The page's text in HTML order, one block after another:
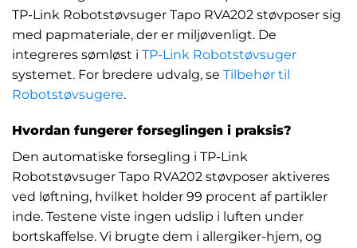
TP-Link Robotstøvsuger Tapo RVA202 støvposer sig
med papmateriale, der er miljøvenligt. De
integreres sømløst i TP-Link Robotstøvsuger
systemet. For bredere udvalg, se Tilbehør til
Robotstøvsugere.
Hvordan fungerer forseglingen i praksis?
Den automatiske forsegling i TP-Link
Robotstøvsuger Tapo RVA202 støvposer aktiveres
ved løftning, hvilket holder 99 procent af partikler
inde. Testene viste ingen udslip i luften under
bortskaffelse. Vi brugte dem i allergiker-hjem, og